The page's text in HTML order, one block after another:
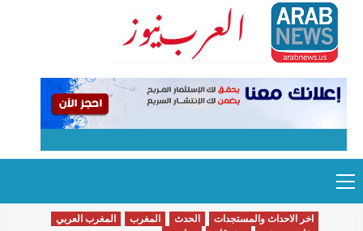
to
content
Menu
اخر الاحداث والمستجدات الحدث المغرب
المغرب العربي